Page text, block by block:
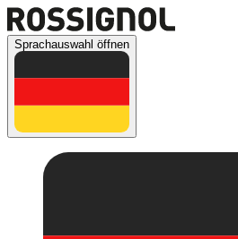
Sprachauswahl öffnen